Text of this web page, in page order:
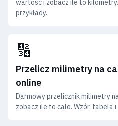
przykłady.
🔢
Przelicz milimetry na
online
Darmowy przelicznik milimetry
zobacz ile to cale. Wzór, tabela i